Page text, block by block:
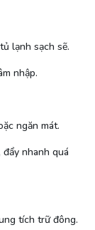
lạnh sạch sẽ.
nhập.
ngăn mát.
nhanh quá
tích trữ đông.